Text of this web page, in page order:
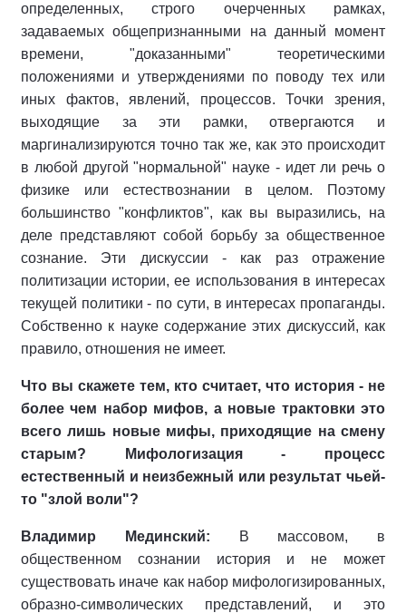
определенных, строго очерченных рамках,
задаваемых общепризнанными на данный момент
времени, "доказанными" теоретическими
положениями и утверждениями по поводу тех или
иных фактов, явлений, процессов. Точки зрения,
выходящие за эти рамки, отвергаются и
маргинализируются точно так же, как это происходит
в любой другой "нормальной" науке - идет ли речь о
физике или естествознании в целом. Поэтому
большинство "конфликтов", как вы выразились, на
деле представляют собой борьбу за общественное
сознание. Эти дискуссии - как раз отражение
политизации истории, ее использования в интересах
текущей политики - по сути, в интересах пропаганды.
Собственно к науке содержание этих дискуссий, как
правило, отношения не имеет.
Что вы скажете тем, кто считает, что история - не
более чем набор мифов, а новые трактовки это
всего лишь новые мифы, приходящие на смену
старым? Мифологизация - процесс
естественный и неизбежный или результат чьей-
то "злой воли"?
Владимир Мединский: В массовом, в
общественном сознании история и не может
существовать иначе как набор мифологизированных,
образно-символических представлений, и это